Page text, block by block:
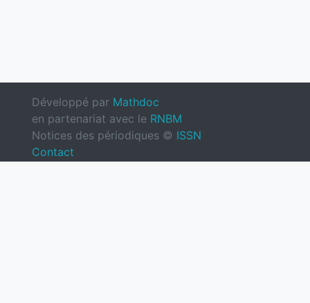
Développé par Mathdoc
en partenariat avec le RNBM
Notices des périodiques © ISSN
Contact